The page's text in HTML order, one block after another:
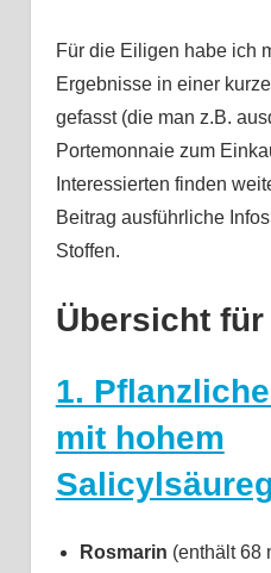
Für die Eiligen habe ich
Ergebnisse in einer
gefasst (die man z.B.
Portemonnaie zum
Interessierten finden
Beitrag ausführliche
Stoffen.
Übersicht
1.
mit hohem
Rosmarin (enthält 68